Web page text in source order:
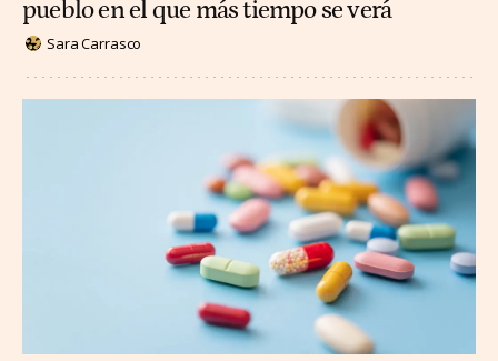
pueblo en el que más tiempo se verá
Sara Carrasco